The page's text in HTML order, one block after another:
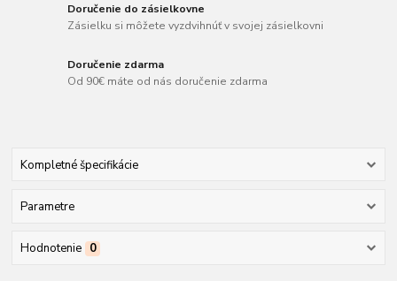
Doručenie do zásielkovne
Zásielku si môžete vyzdvihnúť v svojej zásielkovni
Doručenie zdarma
Od 90€ máte od nás doručenie zdarma
Kompletné špecifikácie
Parametre
Hodnotenie 0